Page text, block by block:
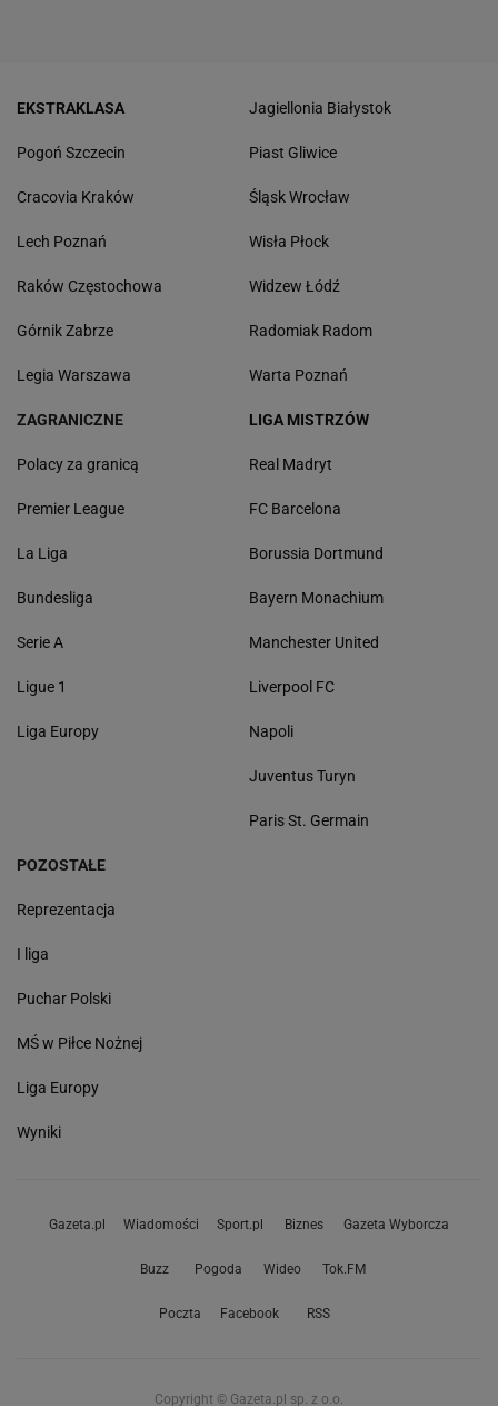
EKSTRAKLASA
Pogoń Szczecin
Cracovia Kraków
Lech Poznań
Raków Częstochowa
Górnik Zabrze
Legia Warszawa
Jagiellonia Białystok
Piast Gliwice
Śląsk Wrocław
Wisła Płock
Widzew Łódź
Radomiak Radom
Warta Poznań
ZAGRANICZNE
Polacy za granicą
Premier League
La Liga
Bundesliga
Serie A
Ligue 1
Liga Europy
LIGA MISTRZÓW
Real Madryt
FC Barcelona
Borussia Dortmund
Bayern Monachium
Manchester United
Liverpool FC
Napoli
Juventus Turyn
Paris St. Germain
POZOSTAŁE
Reprezentacja
I liga
Puchar Polski
MŚ w Piłce Nożnej
Liga Europy
Wyniki
Gazeta.pl Wiadomości Sport.pl Biznes Gazeta Wyborcza
Buzz Pogoda Wideo Tok.FM
Poczta Facebook RSS
Copyright © Gazeta.pl sp. z o.o.